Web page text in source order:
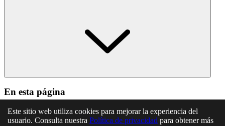
En esta página
Artículo veintinueve. Retribuciones del personal de la
Seguridad Social
Este sitio web utiliza cookies para mejorar la experiencia del
usuario. Consulta nuestra Política de privacidad para obtener más